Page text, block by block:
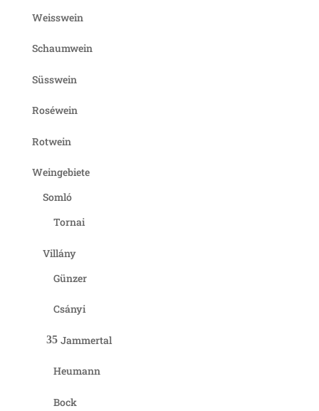
Weisswein
Schaumwein
Süsswein
Roséwein
Rotwein
Weingebiete
Somló
Tornai
Villány
Günzer
Csányi
Jammertal
Heumann
Bock